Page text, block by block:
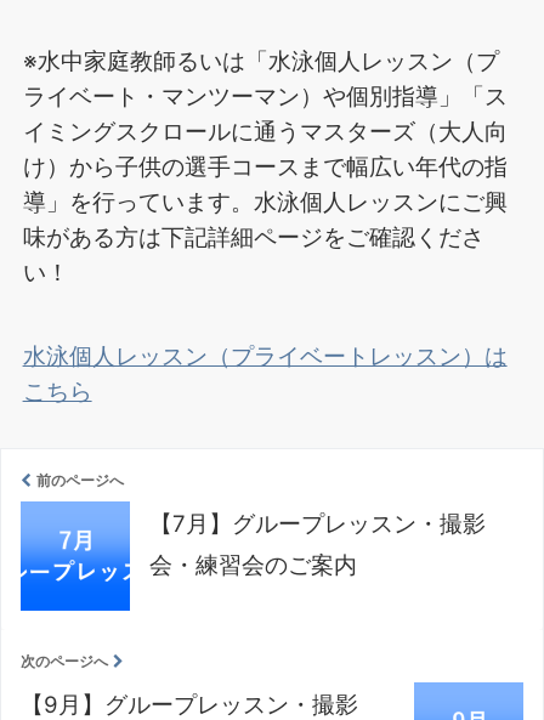
※水中家庭教師るいは「水泳個人レッスン（プ
ライベート・マンツーマン）や個別指導」「ス
イミングスクロールに通うマスターズ（大人向
け）から子供の選手コースまで幅広い年代の指
導」を行っています。水泳個人レッスンにご興
味がある方は下記詳細ページをご確認くださ
い！
水泳個人レッスン（プライベートレッスン）は
こちら
前のページへ
【7月】グループレッスン・撮影
会・練習会のご案内
次のページへ
【9月】グループレッスン・撮影